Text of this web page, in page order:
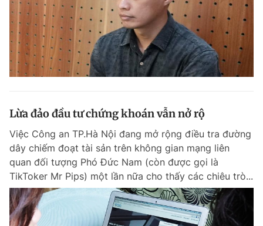
Lừa đảo đầu tư chứng khoán vẫn nở rộ
Việc Công an TP.Hà Nội đang mở rộng điều tra đường
dây chiếm đoạt tài sản trên không gian mạng liên
quan đối tượng Phó Đức Nam (còn được gọi là
TikToker Mr Pips) một lần nữa cho thấy các chiêu trò...